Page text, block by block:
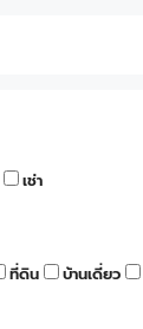
เช่า
ที่ดิน บ้านเดี่ยว